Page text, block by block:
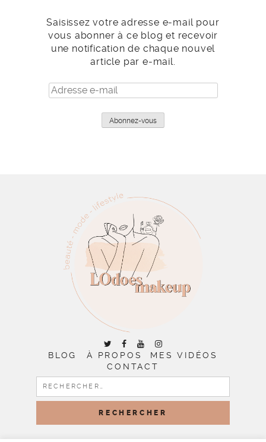
Saisissez votre adresse e-mail pour
vous abonner à ce blog et recevoir
une notification de chaque nouvel
article par e-mail.
Adresse
e-
Abonnez-vous
BLOG À PROPOS
MES VIDÉOS
CONTACT
RECHERCHER :